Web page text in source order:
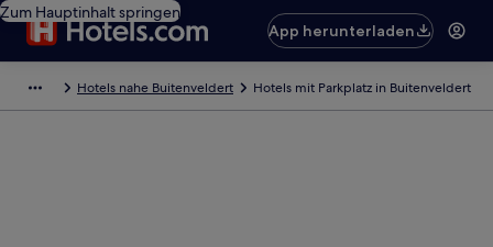
Zum Hauptinhalt springen
App herunterladen
Hotels nahe Buitenveldert Hotels mit Parkplatz in Buitenveldert